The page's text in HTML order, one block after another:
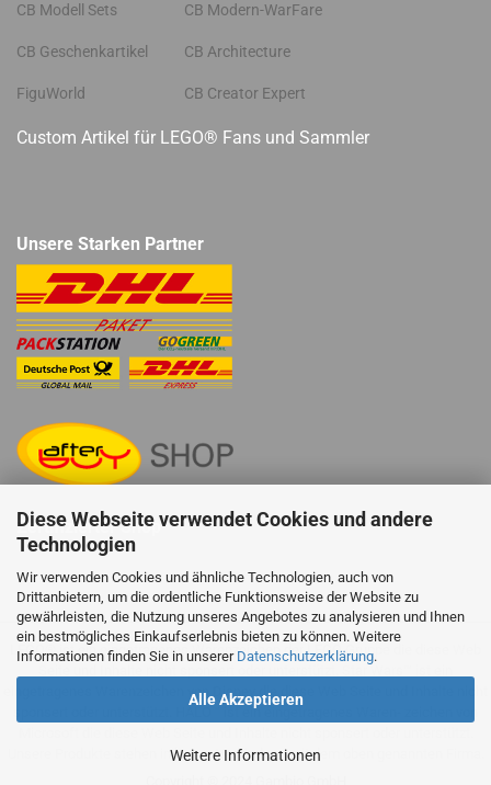
Diese Webseite verwendet Cookies und andere
Technologien
Wir verwenden Cookies und ähnliche Technologien, auch von
Drittanbietern, um die ordentliche Funktionsweise der Website zu
gewährleisten, die Nutzung unseres Angebotes zu analysieren und Ihnen
ein bestmögliches Einkaufserlebnis bieten zu können. Weitere
Informationen finden Sie in unserer Datenschutzerklärung.
Alle Akzeptieren
Weitere Informationen
CB Modell Sets
CB Geschenkartikel
FiguWorld
CB Modern-WarFare
CB Architecture
CB Creator Expert
Custom Artikel für LEGO® Fans und Sammler
Unsere Starken Partner
Zertifizierter Shop
LEGO® ist ein eingetragenes Warenzeichen der LEGO Gruppe die diese Web
eingetragenes Warenzeichen von Disney die diese Web Seite und Inhalte nicht
sponsert oder unterstützt. HALO™ ist ein eingetragenes Waren- zeichen von
Unsere Produkte stehen in keiner Verbindung mit dem oben genannten Firma.